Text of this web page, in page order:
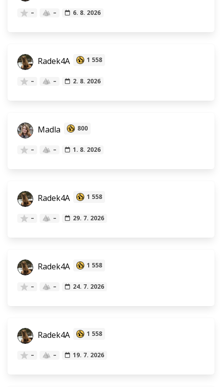
– – 6. 8. 2026
Radek4A 1 558
– – 2. 8. 2026
Madla 800
– – 1. 8. 2026
Radek4A 1 558
– – 29. 7. 2026
Radek4A 1 558
– – 24. 7. 2026
Radek4A 1 558
– – 19. 7. 2026